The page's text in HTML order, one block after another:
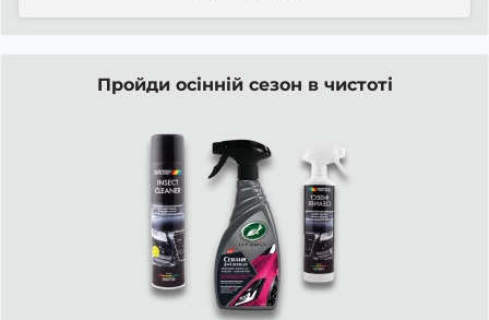
Пройди осінній сезон в чистоті